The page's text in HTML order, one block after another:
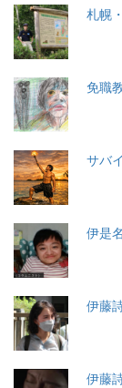
札幌
免職
サバ
伊是
伊藤
伊藤